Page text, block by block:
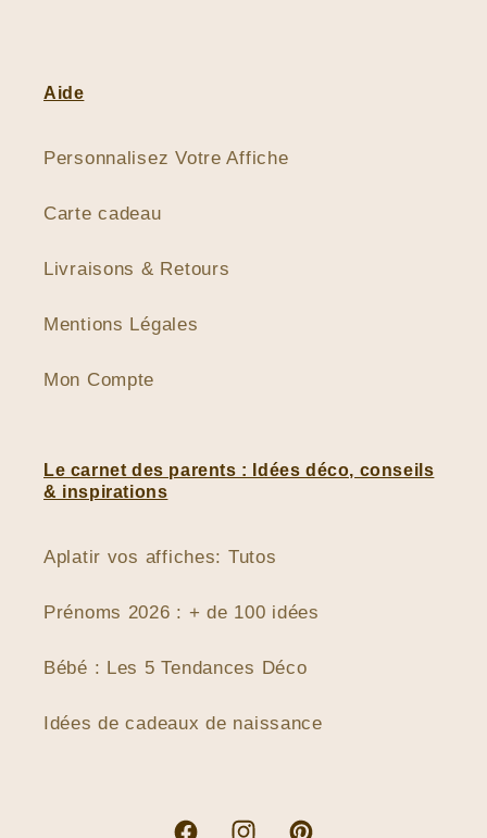
Aide
Personnalisez Votre Affiche
Carte cadeau
Livraisons & Retours
Mentions Légales
Mon Compte
Le carnet des parents : Idées déco, conseils
& inspirations
Aplatir vos affiches: Tutos
Prénoms 2026 : + de 100 idées
Bébé : Les 5 Tendances Déco
Idées de cadeaux de naissance